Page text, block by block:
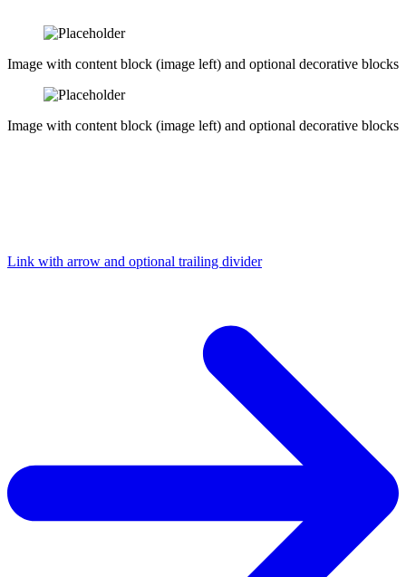
Image with content block (image left) and optional decorative blocks
Image with content block (image left) and optional decorative blocks
Link with arrow and optional trailing divider